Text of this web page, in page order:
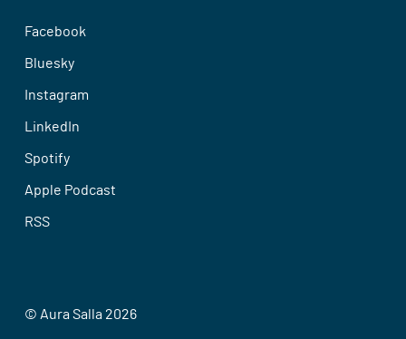
Facebook
Bluesky
Instagram
LinkedIn
Spotify
Apple Podcast
RSS
© Aura Salla 2026